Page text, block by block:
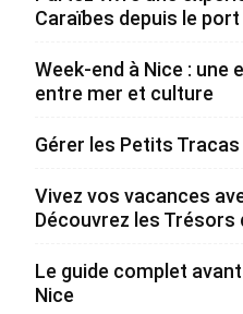
Caraïbes depuis le
Week-end à Nice : une
entre mer et culture
Gérer les Petits
Vivez vos vacances
Découvrez les Trésors
Le guide complet
Nice